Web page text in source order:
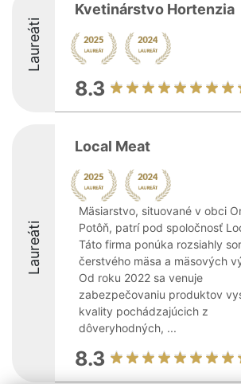
Laureáti
Kvetinárstvo Hortenzia
8.3
Laureáti
Local Meat
Mäsiarstvo, situované v obci
Potôň, patrí pod spoločnosť
Táto firma ponúka rozsiahly
čerstvého mäsa a mäsových
Od roku 2022 sa venuje
zabezpečovaniu produktov
kvality pochádzajúcich z
dôveryhodných, ...
8.3